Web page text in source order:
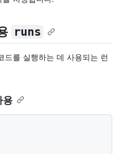
runs
드를 실행하는 데 사용되는 런
용